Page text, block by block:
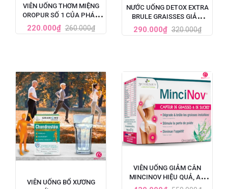
VIÊN UỐNG THƠM MIỆNG
OROPUR SỐ 1 CỦA PHÁP,
ĐẶC TRỊ HÔI MIỆNG
220.000₫ 260.000₫
NƯỚC UỐNG DETOX EXTRA
BRULE GRAISSES GIẢM
CÂN VÀ GIẢM MỠ NỘI
TẠNG CỦA PHÁP - 7 ỐNG X
290.000₫ 320.000₫
VIÊN UỐNG BỔ XƯƠNG
VIÊN UỐNG GIẢM CÂN
MINCINOV HIỆU QUẢ, AN
TOÀN SỐ 1 TẠI PHÁP - HỘP